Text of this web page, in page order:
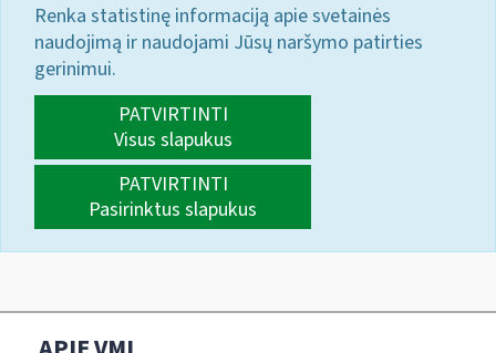
Renka statistinę informaciją apie svetainės
naudojimą ir naudojami Jūsų naršymo patirties
gerinimui.
PATVIRTINTI
Visus slapukus
PATVIRTINTI
Pasirinktus slapukus